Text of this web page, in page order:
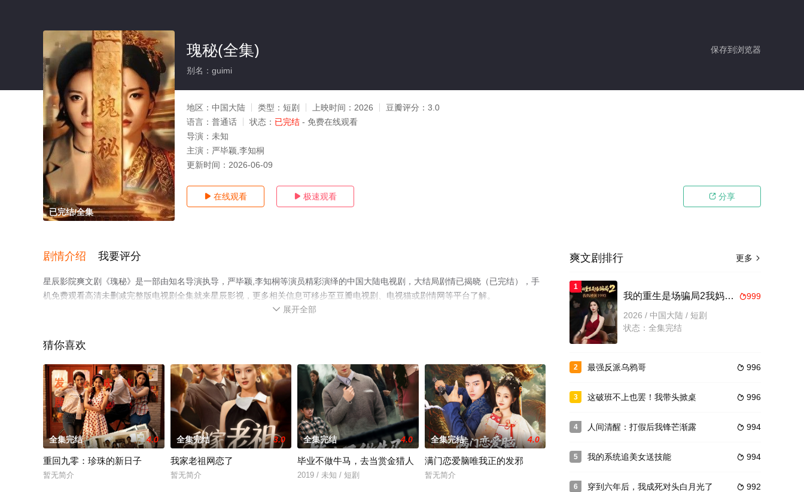
已完结/全集
保存到浏览器
瑰秘(全集)
别名：guimi
地区： 中国大陆 类型： 短剧 上映时间： 2026 豆瓣评分： 3.0
语言： 普通话 状态： 已完结 - 免费在线观看
导演： 未知
主演： 严毕颖,李知桐
更新时间： 2026-06-09
 在线观看  极速观看  分享
剧情介绍 我要评分
星辰影院爽文剧《瑰秘》是一部由知名导演执导，严毕颖,李知桐等演员精彩演绎的中国大陆电视剧，大结局剧情已揭晓（已完结），手
机免费观看高清未删减完整版电视剧全集就来星辰影视，更多相关信息可移步至豆瓣电视剧、电视猫或剧情网等平台了解。
 展开全部
猜你喜欢
全集完结 4.0
重回九零：珍珠的新日子
暂无简介
全集完结 3.0
我家老祖网恋了
暂无简介
全集完结 4.0
毕业不做牛马，去当赏金猎人
2019 / 未知 / 短剧
全集完结 4.0
满门恋爱脑唯我正的发邪
暂无简介
更多 
爽文剧排行
1
999
我的重生是场骗局2我妈被困1993
2026 / 中国大陆 / 短剧
状态：全集完结
2  996
最强反派乌鸦哥
3  996
这破班不上也罢！我带头掀桌
4  994
人间清醒：打假后我锋芒渐露
5  994
我的系统追美女送技能
6  992
穿到六年后，我成死对头白月光了